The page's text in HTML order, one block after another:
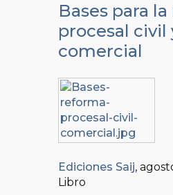
Bases para
procesal civil
comercial
Ediciones Saij,
Libro